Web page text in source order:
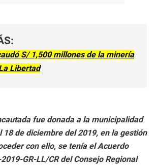
S/ 1,500 millones de la minería
Libertad
fue donada a la municipalidad
18 de diciembre del 2019, en la gestión
con ello, se tenía el Acuerdo
GR-LL/CR del Consejo Regional